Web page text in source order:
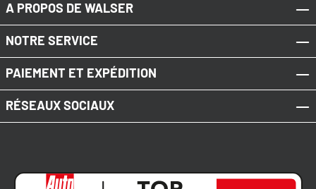
A PROPOS DE WALSER
NOTRE SERVICE
PAIEMENT ET EXPÉDITION
RÉSEAUX SOCIAUX